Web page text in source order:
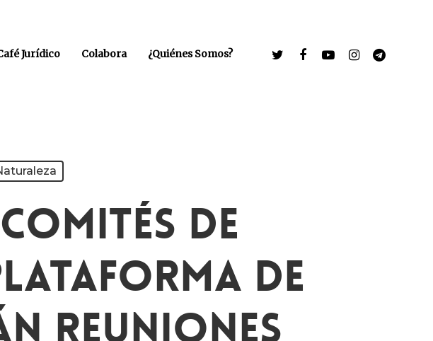
Jurídico Colabora ¿Quiénes Somos?
De
De
Reuniones